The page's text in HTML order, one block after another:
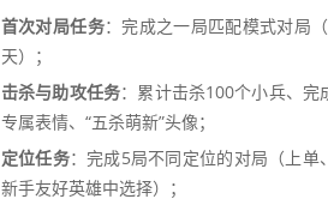
首次对局任务：完成之一局匹配模式对局
天）；
击杀与助攻任务：累计击杀100个小兵、
专属表情、“五杀萌新”头像；
定位任务：完成5局不同定位的对局（上
新手友好英雄中选择）；